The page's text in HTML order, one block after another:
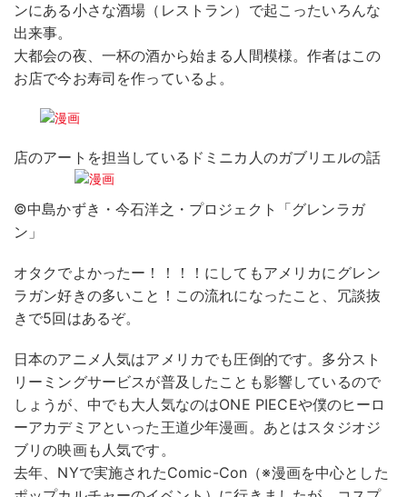
ンにある小さな酒場（レストラン）で起こったいろんな
出来事。
大都会の夜、一杯の酒から始まる人間模様。作者はこの
お店で今お寿司を作っているよ。
店のアートを担当しているドミニカ人のガブリエルの話
©中島かずき・今石洋之・プロジェクト「グレンラガ
ン」
オタクでよかったー！！！！にしてもアメリカにグレン
ラガン好きの多いこと！この流れになったこと、冗談抜
きで5回はあるぞ。
日本のアニメ人気はアメリカでも圧倒的です。多分スト
リーミングサービスが普及したことも影響しているので
しょうが、中でも大人気なのはONE PIECEや僕のヒーロ
ーアカデミアといった王道少年漫画。あとはスタジオジ
ブリの映画も人気です。
去年、NYで実施されたComic-Con（※漫画を中心とした